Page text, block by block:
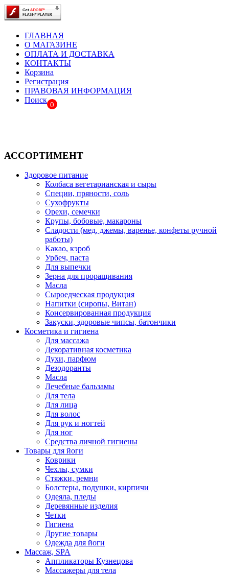
ГЛАВНАЯ
О МАГАЗИНЕ
ОПЛАТА И ДОСТАВКА
КОНТАКТЫ
Корзина
Регистрация
ПРАВОВАЯ ИНФОРМАЦИЯ
Поиск
0
АССОРТИМЕНТ
Здоровое питание
Колбаса вегетарианская и сыры
Специи, пряности, соль
Сухофрукты
Орехи, семечки
Крупы, бобовые, макароны
Сладости (мед, джемы, варенье, конфеты ручной
работы)
Какао, кэроб
Урбеч, паста
Для выпечки
Зерна для проращивания
Масла
Сыроедческая продукция
Напитки (сиропы, Витан)
Консервированная продукция
Закуски, здоровые чипсы, батончики
Косметика и гигиена
Для массажа
Декоративная косметика
Духи, парфюм
Дезодоранты
Масла
Лечебные бальзамы
Для тела
Для лица
Для волос
Для рук и ногтей
Для ног
Средства личной гигиены
Товары для йоги
Коврики
Чехлы, сумки
Стяжки, ремни
Болстеры, подушки, кирпичи
Одеяла, пледы
Деревянные изделия
Четки
Гигиена
Другие товары
Одежда для йоги
Массаж, SPA
Аппликаторы Кузнецова
Массажеры для тела